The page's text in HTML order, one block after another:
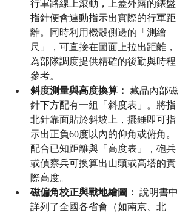
行軍路線上滾動，上蓋外露的錶盤
指針便會連動指示出實際的行軍距
離。同時利用機殼側邊的「測繪
尺」，可直接在圖面上拉出距離，
為部隊調度提供精確的後勤與時程
參考。
斜度測量與高度換算： 藏品內部磁
針下方配有一組「斜度表」。將指
北針靠面貼於斜坡上，擺錘即可指
示出正負60度以內的仰角或俯角。
配合已知距離與「高度表」，砲兵
或偵察兵可換算出山頭或高塔的實
際高度。
磁偏角校正與戰地繪圖： 說明書中
詳列了全國各省會（如南京、北